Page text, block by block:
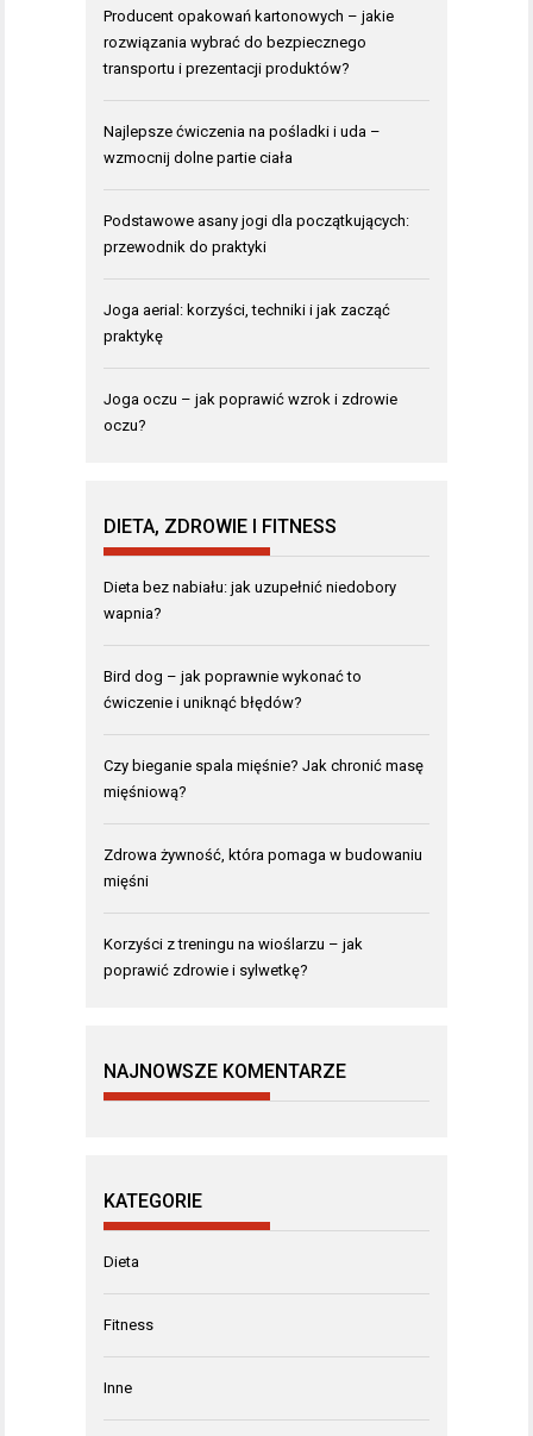
Producent opakowań kartonowych – jakie
rozwiązania wybrać do bezpiecznego
transportu i prezentacji produktów?
Najlepsze ćwiczenia na pośladki i uda –
wzmocnij dolne partie ciała
Podstawowe asany jogi dla początkujących:
przewodnik do praktyki
Joga aerial: korzyści, techniki i jak zacząć
praktykę
Joga oczu – jak poprawić wzrok i zdrowie
oczu?
DIETA, ZDROWIE I FITNESS
Dieta bez nabiału: jak uzupełnić niedobory
wapnia?
Bird dog – jak poprawnie wykonać to
ćwiczenie i uniknąć błędów?
Czy bieganie spala mięśnie? Jak chronić masę
mięśniową?
Zdrowa żywność, która pomaga w budowaniu
mięśni
Korzyści z treningu na wioślarzu – jak
poprawić zdrowie i sylwetkę?
NAJNOWSZE KOMENTARZE
KATEGORIE
Dieta
Fitness
Inne